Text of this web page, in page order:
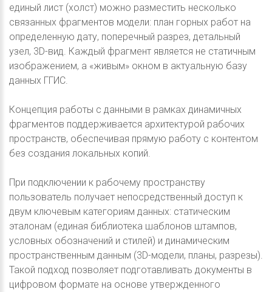
единый лист (холст) можно разместить несколько
связанных фрагментов модели: план горных работ на
определенную дату, поперечный разрез, детальный
узел, 3D-вид. Каждый фрагмент является не статичным
изображением, а «живым» окном в актуальную базу
данных ГГИС.
Концепция работы с данными в рамках динамичных
фрагментов поддерживается архитектурой рабочих
пространств, обеспечивая прямую работу с контентом
без создания локальных копий.
При подключении к рабочему пространству
пользователь получает непосредственный доступ к
двум ключевым категориям данных: статическим
эталонам (единая библиотека шаблонов штампов,
условных обозначений и стилей) и динамическим
пространственным данным (3D-модели, планы, разрезы).
Такой подход позволяет подготавливать документы в
цифровом формате на основе утвержденного